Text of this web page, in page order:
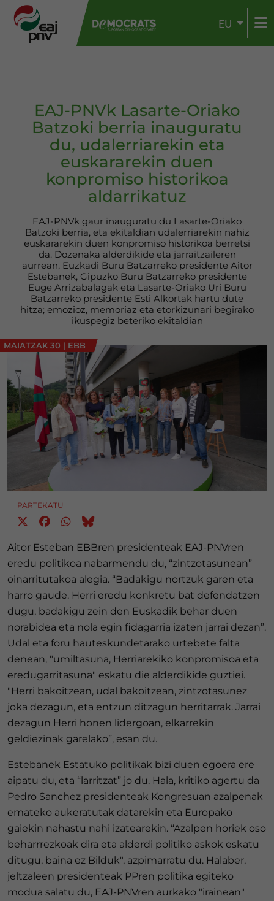
EU
EAJ-PNVk Lasarte-Oriako
Batzoki berria inauguratu
du, udalerriarekin eta
euskararekin duen
konpromiso historikoa
aldarrikatuz
EAJ-PNVk gaur inauguratu du Lasarte-Oriako
Batzoki berria, eta ekitaldian udalerriarekin nahiz
euskararekin duen konpromiso historikoa berretsi
da. Dozenaka alderdikide eta jarraitzaileren
aurrean, Euzkadi Buru Batzarreko presidente Aitor
Estebanek, Gipuzko Buru Batzarreko presidente
Euge Arrizabalagak eta Lasarte-Oriako Uri Buru
Batzarreko presidente Esti Alkortak hartu dute
hitza; emozioz, memoriaz eta etorkizunari begirako
ikuspegiz beteriko ekitaldian
MAIATZAK 30 | EBB
PARTEKATU
Aitor Esteban EBBren presidenteak EAJ-PNVren
eredu politikoa nabarmendu du, “zintzotasunean”
oinarritutakoa alegia. “Badakigu nortzuk garen eta
harro gaude. Herri eredu konkretu bat defendatzen
dugu, badakigu zein den Euskadik behar duen
norabidea eta nola egin fidagarria izaten jarrai dezan”.
Udal eta foru hauteskundetarako urtebete falta
denean, "umiltasuna, Herriarekiko konpromisoa eta
eredugarritasuna" eskatu die alderdikide guztiei.
"Herri bakoitzean, udal bakoitzean, zintzotasunez
joka dezagun, eta entzun ditzagun herritarrak. Jarrai
dezagun Herri honen lidergoan, elkarrekin
geldiezinak garelako”, esan du.
Estebanek Estatuko politikak bizi duen egoera ere
aipatu du, eta “larritzat” jo du. Hala, kritiko agertu da
Pedro Sanchez presidenteak Kongresuan azalpenak
emateko aukeratutak datarekin eta Europako
gaiekin nahastu nahi izatearekin. “Azalpen horiek oso
beharrrezkoak dira eta alderdi politiko askok eskatu
ditugu, baina ez Bilduk", azpimarratu du. Halaber,
jeltzaleen presidenteak PPren politika egiteko
modua salatu du, EAJ-PNVren aurkako "irainean"